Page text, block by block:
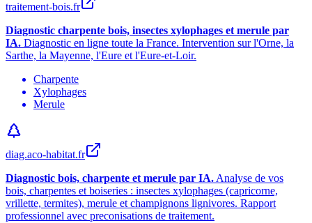
traitement-bois.fr
Diagnostic charpente bois, insectes xylophages et merule par
IA. Diagnostic en ligne toute la France. Intervention sur l'Orne, la
Sarthe, la Mayenne, l'Eure et l'Eure-et-Loir.
Charpente
Xylophages
Merule
diag.aco-habitat.fr
Diagnostic bois, charpente et merule par IA.Analyse de vos
bois, charpentes et boiseries : insectes xylophages (capricorne,
vrillette, termites), merule et champignons lignivores. Rapport
professionnel avec preconisations de traitement.